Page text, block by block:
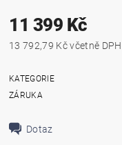
11 399 Kč
13 792,79 Kč včetně DPH
KATEGORIE
ZÁRUKA
Dotaz